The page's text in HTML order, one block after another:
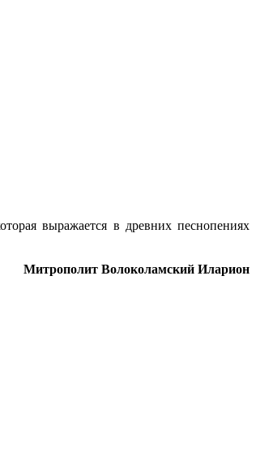
выражается в древних песнопениях
Митрополит Волоколамский Иларион